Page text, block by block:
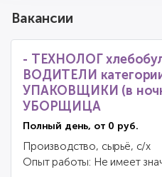
Вакансии
- ТЕХНОЛОГ
ВОДИТЕЛИ
УПАКОВЩИКИ (в
УБОРЩИЦА
Полный день, от 0 руб.
Производство, сырьё, с/х
Опыт работы: Не имеет